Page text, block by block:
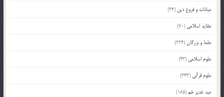
عبادات و فروع دین (34)
عقاید اسلامی (70)
علما و بزرگان(224)
علوم اسلامی (43)
علوم قرآنی (343)
عید غدیر خم(185)